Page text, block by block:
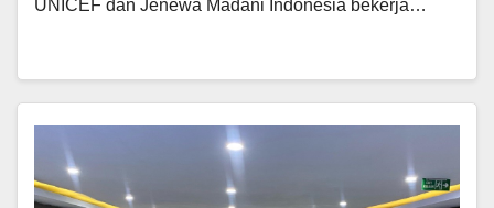
UNICEF dan Jenewa Madani Indonesia bekerja…